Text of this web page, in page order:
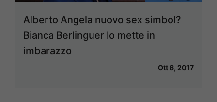
Alberto Angela nuovo sex simbol?
Bianca Berlinguer lo mette in
imbarazzo
Ott 6, 2017